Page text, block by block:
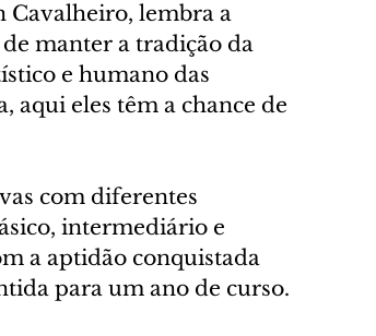
Cavalheiro, lembra a
manter a tradição da
e humano das
aqui eles têm a chance de
com diferentes
intermediário e
a aptidão conquistada
para um ano de curso.